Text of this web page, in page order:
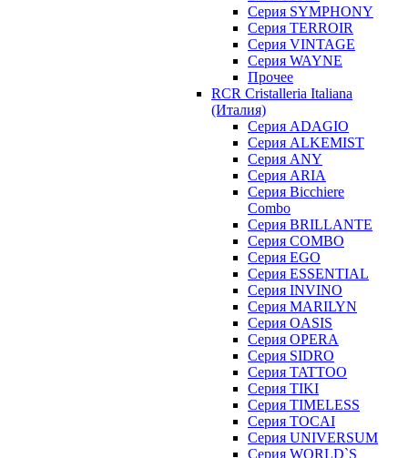
Серия SYMPHONY
Серия TERROIR
Серия VINTAGE
Серия WAYNE
Прочее
RCR Cristalleria Italiana
(Италия)
Серия ADAGIO
Серия ALKEMIST
Серия ANY
Серия ARIA
Серия Bicchiere
Combo
Серия BRILLANTE
Серия COMBO
Серия EGO
Серия ESSENTIAL
Серия INVINO
Серия MARILYN
Серия OASIS
Серия OPERA
Серия SIDRO
Серия TATTOO
Серия TIKI
Серия TIMELESS
Серия TOCAI
Серия UNIVERSUM
Серия WORLD`S